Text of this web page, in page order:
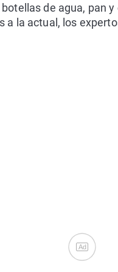
de agua, pan
la actual, los
Ad